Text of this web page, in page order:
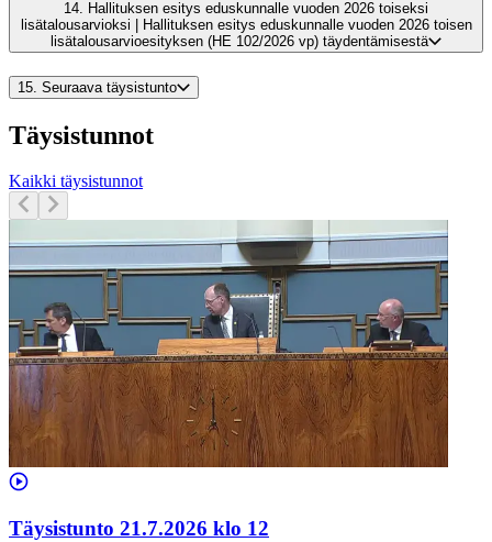
14.
Hallituksen esitys eduskunnalle vuoden 2026 toiseksi
lisätalousarvioksi | Hallituksen esitys eduskunnalle vuoden 2026 toisen
lisätalousarvioesityksen (HE 102/2026 vp) täydentämisestä
15. Seuraava täysistunto
Täysistunnot
Kaikki täysistunnot
Täysistunto 21.7.2026 klo 12